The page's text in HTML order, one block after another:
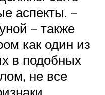
аспекты. –
– также
как один из
в подобных
не все